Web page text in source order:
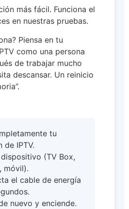
más fácil. Funciona el
en nuestras pruebas.
Piensa en tu
como una persona
de trabajar mucho
descansar. Un reinicio
tu
de IPTV.
(TV Box,
móvil).
el cable de energía
nuevo y enciende.